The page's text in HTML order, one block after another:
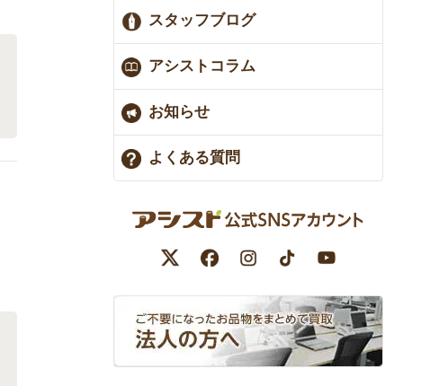
スタッフブログ
アシストコラム
お知らせ
よくある質問